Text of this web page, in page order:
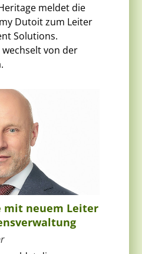
meldet die
Dutoit zum Leiter
Solutions.
von der
mit neuem Leiter